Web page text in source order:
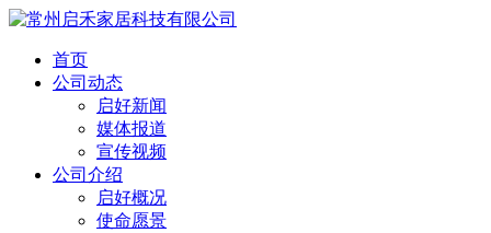
首页
公司动态
启好新闻
媒体报道
宣传视频
公司介绍
启好概况
使命愿景